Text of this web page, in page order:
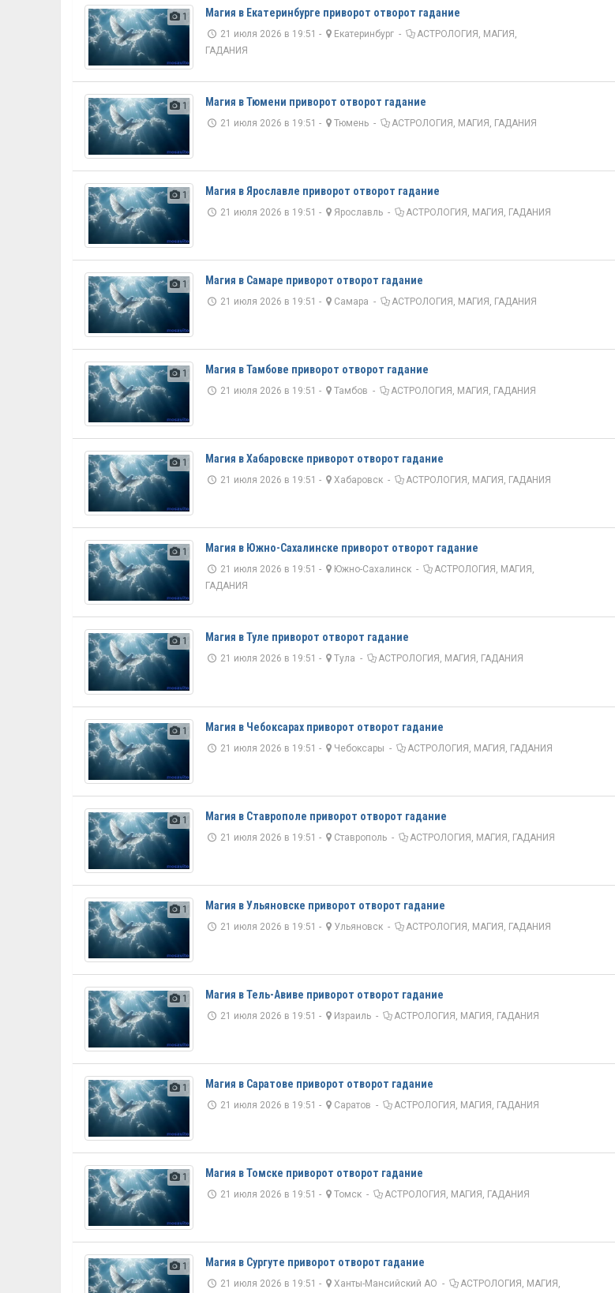
1 Магия в Екатеринбурге приворот отворот гадание
21 июля 2026 в 19:51 - Екатеринбург -
АСТРОЛОГИЯ, МАГИЯ,
ГАДАНИЯ
1 Магия в Тюмени приворот отворот гадание
21 июля 2026 в 19:51 - Тюмень - АСТРОЛОГИЯ, МАГИЯ, ГАДАНИЯ
1 Магия в Ярославле приворот отворот гадание
21 июля 2026 в 19:51 - Ярославль - АСТРОЛОГИЯ, МАГИЯ, ГАДАНИЯ
1 Магия в Самаре приворот отворот гадание
21 июля 2026 в 19:51 - Самара - АСТРОЛОГИЯ, МАГИЯ, ГАДАНИЯ
1 Магия в Тамбове приворот отворот гадание
21 июля 2026 в 19:51 - Тамбов - АСТРОЛОГИЯ, МАГИЯ, ГАДАНИЯ
1 Магия в Хабаровске приворот отворот гадание
21 июля 2026 в 19:51 - Хабаровск - АСТРОЛОГИЯ, МАГИЯ, ГАДАНИЯ
1 Магия в Южно-Сахалинске приворот отворот гадание
21 июля 2026 в 19:51 - Южно-Сахалинск -
АСТРОЛОГИЯ, МАГИЯ,
ГАДАНИЯ
1 Магия в Туле приворот отворот гадание
21 июля 2026 в 19:51 - Тула - АСТРОЛОГИЯ, МАГИЯ, ГАДАНИЯ
1 Магия в Чебоксарах приворот отворот гадание
21 июля 2026 в 19:51 - Чебоксары - АСТРОЛОГИЯ, МАГИЯ, ГАДАНИЯ
1 Магия в Ставрополе приворот отворот гадание
21 июля 2026 в 19:51 - Ставрополь - АСТРОЛОГИЯ, МАГИЯ, ГАДАНИЯ
1 Магия в Ульяновске приворот отворот гадание
21 июля 2026 в 19:51 - Ульяновск - АСТРОЛОГИЯ, МАГИЯ, ГАДАНИЯ
1 Магия в Тель-Авиве приворот отворот гадание
21 июля 2026 в 19:51 - Израиль - АСТРОЛОГИЯ, МАГИЯ, ГАДАНИЯ
1 Магия в Саратове приворот отворот гадание
21 июля 2026 в 19:51 - Саратов - АСТРОЛОГИЯ, МАГИЯ, ГАДАНИЯ
1 Магия в Томске приворот отворот гадание
21 июля 2026 в 19:51 - Томск - АСТРОЛОГИЯ, МАГИЯ, ГАДАНИЯ
1 Магия в Сургуте приворот отворот гадание
21 июля 2026 в 19:51 - Ханты-Мансийский АО -
АСТРОЛОГИЯ, МАГИЯ,